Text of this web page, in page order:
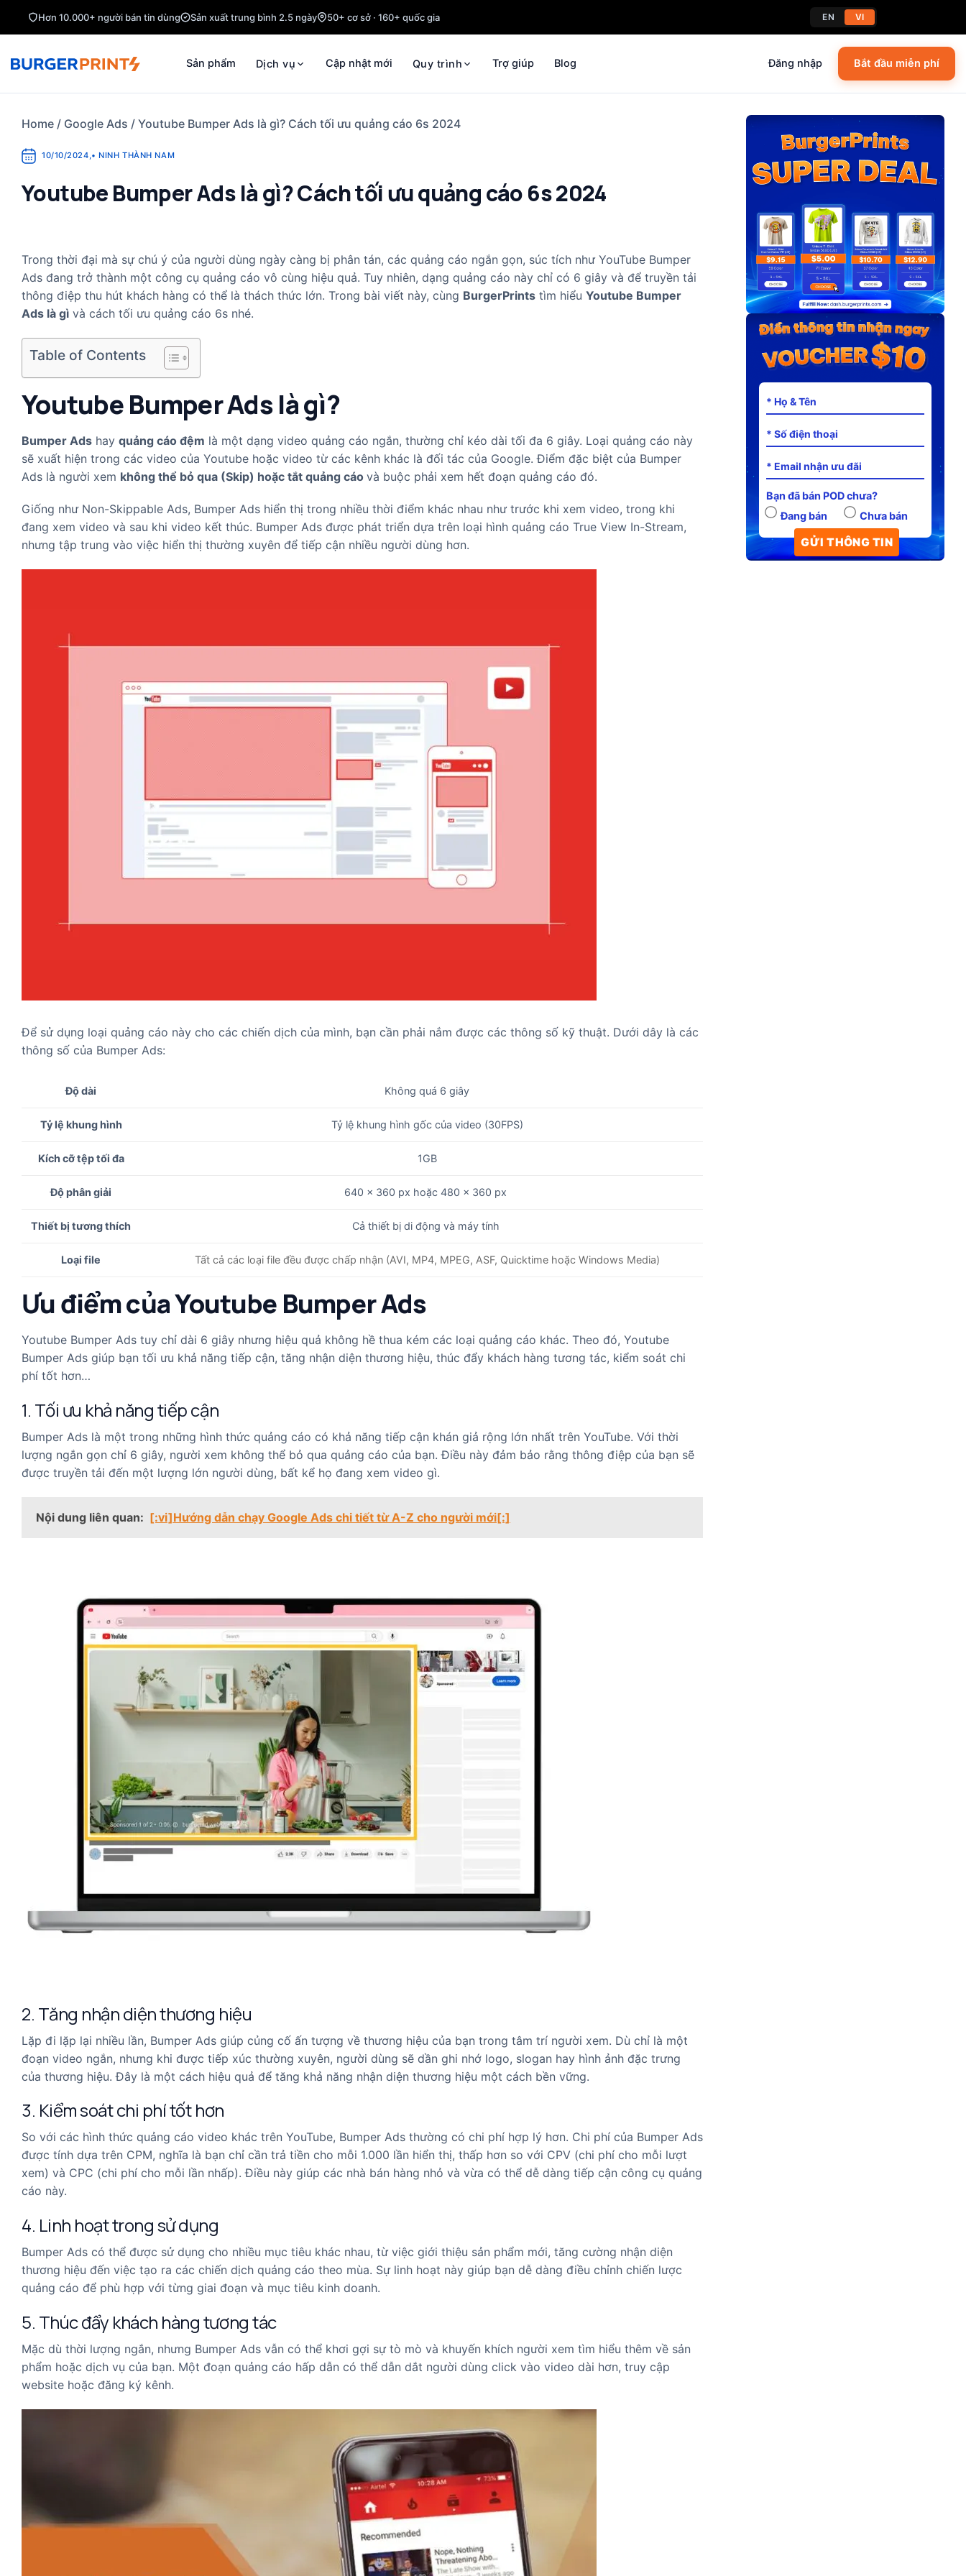
Hơn 10.000+ người bán tin dùng Sản xuất trung bình 2.5 ngày 50+ cơ sở · 160+ quốc gia EN VI
Sản phẩm Dịch vụ Cập nhật mới Quy trình Trợ giúp Blog Đăng nhập Bắt đầu miễn phí
Home / Google Ads / Youtube Bumper Ads là gì? Cách tối ưu quảng cáo 6s 2024
10/10/2024,• NINH THÀNH NAM
Youtube Bumper Ads là gì? Cách tối ưu quảng cáo 6s 2024
Trong thời đại mà sự chú ý của người dùng ngày càng bị phân tán, các quảng cáo ngắn gọn, súc tích như YouTube Bumper
Ads đang trở thành một công cụ quảng cáo vô cùng hiệu quả. Tuy nhiên, dạng quảng cáo này chỉ có 6 giây và để truyền tải
thông điệp thu hút khách hàng có thể là thách thức lớn. Trong bài viết này, cùng BurgerPrints tìm hiểu Youtube Bumper
Ads là gì và cách tối ưu quảng cáo 6s nhé.
Table of Contents
Youtube Bumper Ads là gì?
Bumper Ads hay quảng cáo đệm là một dạng video quảng cáo ngắn, thường chỉ kéo dài tối đa 6 giây. Loại quảng cáo này
sẽ xuất hiện trong các video của Youtube hoặc video từ các kênh khác là đối tác của Google. Điểm đặc biệt của Bumper
Ads là người xem không thể bỏ qua (Skip) hoặc tắt quảng cáo và buộc phải xem hết đoạn quảng cáo đó.
Giống như Non-Skippable Ads, Bumper Ads hiển thị trong nhiều thời điểm khác nhau như trước khi xem video, trong khi
đang xem video và sau khi video kết thúc. Bumper Ads được phát triển dựa trên loại hình quảng cáo True View In-Stream,
nhưng tập trung vào việc hiển thị thường xuyên để tiếp cận nhiều người dùng hơn.
Để sử dụng loại quảng cáo này cho các chiến dịch của mình, bạn cần phải nắm được các thông số kỹ thuật. Dưới dây là các
thông số của Bumper Ads:
Độ dài Không quá 6 giây
Tỷ lệ khung hình Tỷ lệ khung hình gốc của video (30FPS)
Kích cỡ tệp tối đa 1GB
Độ phân giải 640 x 360 px hoặc 480 x 360 px
Thiết bị tương thích Cả thiết bị di động và máy tính
Loại file Tất cả các loại file đều được chấp nhận (AVI, MP4, MPEG, ASF, Quicktime hoặc Windows Media)
Ưu điểm của Youtube Bumper Ads
Youtube Bumper Ads tuy chỉ dài 6 giây nhưng hiệu quả không hề thua kém các loại quảng cáo khác. Theo đó, Youtube
Bumper Ads giúp bạn tối ưu khả năng tiếp cận, tăng nhận diện thương hiệu, thúc đẩy khách hàng tương tác, kiểm soát chi
phí tốt hơn…
1. Tối ưu khả năng tiếp cận
Bumper Ads là một trong những hình thức quảng cáo có khả năng tiếp cận khán giả rộng lớn nhất trên YouTube. Với thời
lượng ngắn gọn chỉ 6 giây, người xem không thể bỏ qua quảng cáo của bạn. Điều này đảm bảo rằng thông điệp của bạn sẽ
được truyền tải đến một lượng lớn người dùng, bất kể họ đang xem video gì.
Nội dung liên quan: [:vi]Hướng dẫn chạy Google Ads chi tiết từ A-Z cho người mới[:]
2. Tăng nhận diện thương hiệu
Lặp đi lặp lại nhiều lần, Bumper Ads giúp củng cố ấn tượng về thương hiệu của bạn trong tâm trí người xem. Dù chỉ là một
đoạn video ngắn, nhưng khi được tiếp xúc thường xuyên, người dùng sẽ dần ghi nhớ logo, slogan hay hình ảnh đặc trưng
của thương hiệu. Đây là một cách hiệu quả để tăng khả năng nhận diện thương hiệu một cách bền vững.
3. Kiểm soát chi phí tốt hơn
So với các hình thức quảng cáo video khác trên YouTube, Bumper Ads thường có chi phí hợp lý hơn. Chi phí của Bumper Ads
được tính dựa trên CPM, nghĩa là bạn chỉ cần trả tiền cho mỗi 1.000 lần hiển thị, thấp hơn so với CPV (chi phí cho mỗi lượt
xem) và CPC (chi phí cho mỗi lần nhấp). Điều này giúp các nhà bán hàng nhỏ và vừa có thể dễ dàng tiếp cận công cụ quảng
cáo này.
4. Linh hoạt trong sử dụng
Bumper Ads có thể được sử dụng cho nhiều mục tiêu khác nhau, từ việc giới thiệu sản phẩm mới, tăng cường nhận diện
thương hiệu đến việc tạo ra các chiến dịch quảng cáo theo mùa. Sự linh hoạt này giúp bạn dễ dàng điều chỉnh chiến lược
quảng cáo để phù hợp với từng giai đoạn và mục tiêu kinh doanh.
5. Thúc đẩy khách hàng tương tác
Mặc dù thời lượng ngắn, nhưng Bumper Ads vẫn có thể khơi gợi sự tò mò và khuyến khích người xem tìm hiểu thêm về sản
phẩm hoặc dịch vụ của bạn. Một đoạn quảng cáo hấp dẫn có thể dẫn dắt người dùng click vào video dài hơn, truy cập
website hoặc đăng ký kênh.
Bạn đã bán POD chưa?
Đang bán
Chưa bán